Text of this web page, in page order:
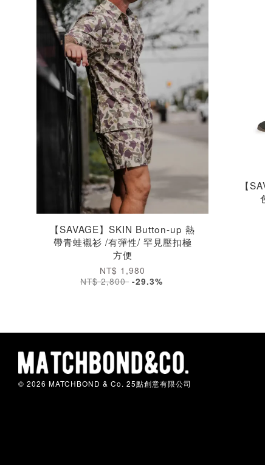
【SAVAGE】SKIN Button-up 熱
帶青蛙襯衫 /有彈性/ 罕見壓扣極
方便
NT$ 1,980
NT$ 2,800 -29.3%
【
© 2026 MATCHBOND & Co. 25點創意有限公司